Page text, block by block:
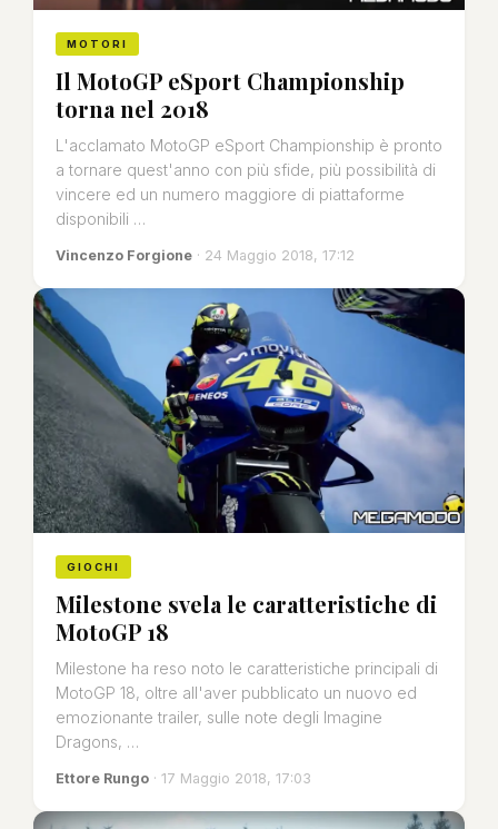
MOTORI
Il MotoGP eSport Championship
torna nel 2018
L'acclamato MotoGP eSport Championship è pronto
a tornare quest'anno con più sfide, più possibilità di
vincere ed un numero maggiore di piattaforme
disponibili …
Vincenzo Forgione · 24 Maggio 2018, 17:12
GIOCHI
Milestone svela le caratteristiche di
MotoGP 18
Milestone ha reso noto le caratteristiche principali di
MotoGP 18, oltre all'aver pubblicato un nuovo ed
emozionante trailer, sulle note degli Imagine
Dragons, …
Ettore Rungo · 17 Maggio 2018, 17:03